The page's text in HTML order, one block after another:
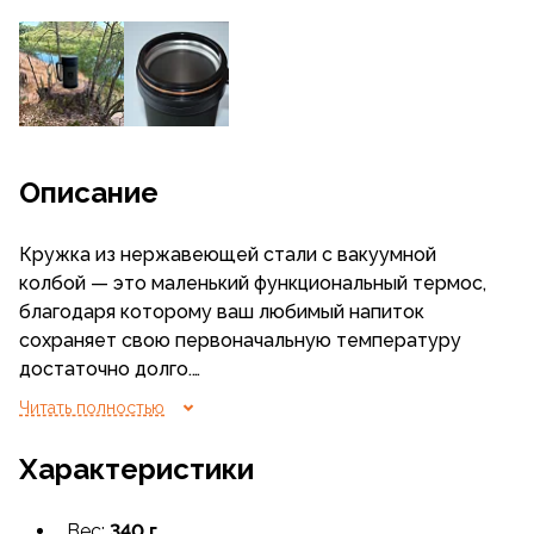
Описание
Кружка из нержавеющей стали с вакуумной
колбой — это маленький функциональный термос,
благодаря которому ваш любимый напиток
сохраняет свою первоначальную температуру
достаточно долго.
ч, мы получили, соотвественно 59 °С, 40 °С и 26 °С.
(Измерения проводились при средней
Читать полностью
Характеристики